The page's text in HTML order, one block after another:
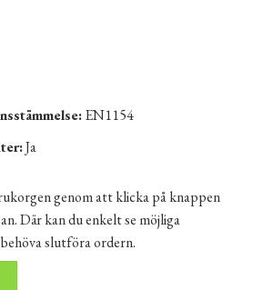
EN1154
Ja
genom att klicka på knappen
Där kan du enkelt se möjliga
slutföra ordern.
EN 2-4 silver mängd